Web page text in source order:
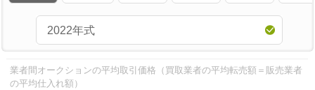
業者間オークションの平均取引価格（買取業者の平均転売額＝販売業者
の平均仕入れ額）